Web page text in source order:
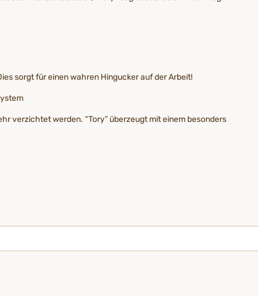
sorgt für einen wahren Hingucker auf der Arbeit!
verzichtet werden. “Tory” überzeugt mit einem besonders